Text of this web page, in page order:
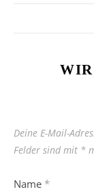
WIR
Deine E-Mail-
Felder sind mit *
Name *